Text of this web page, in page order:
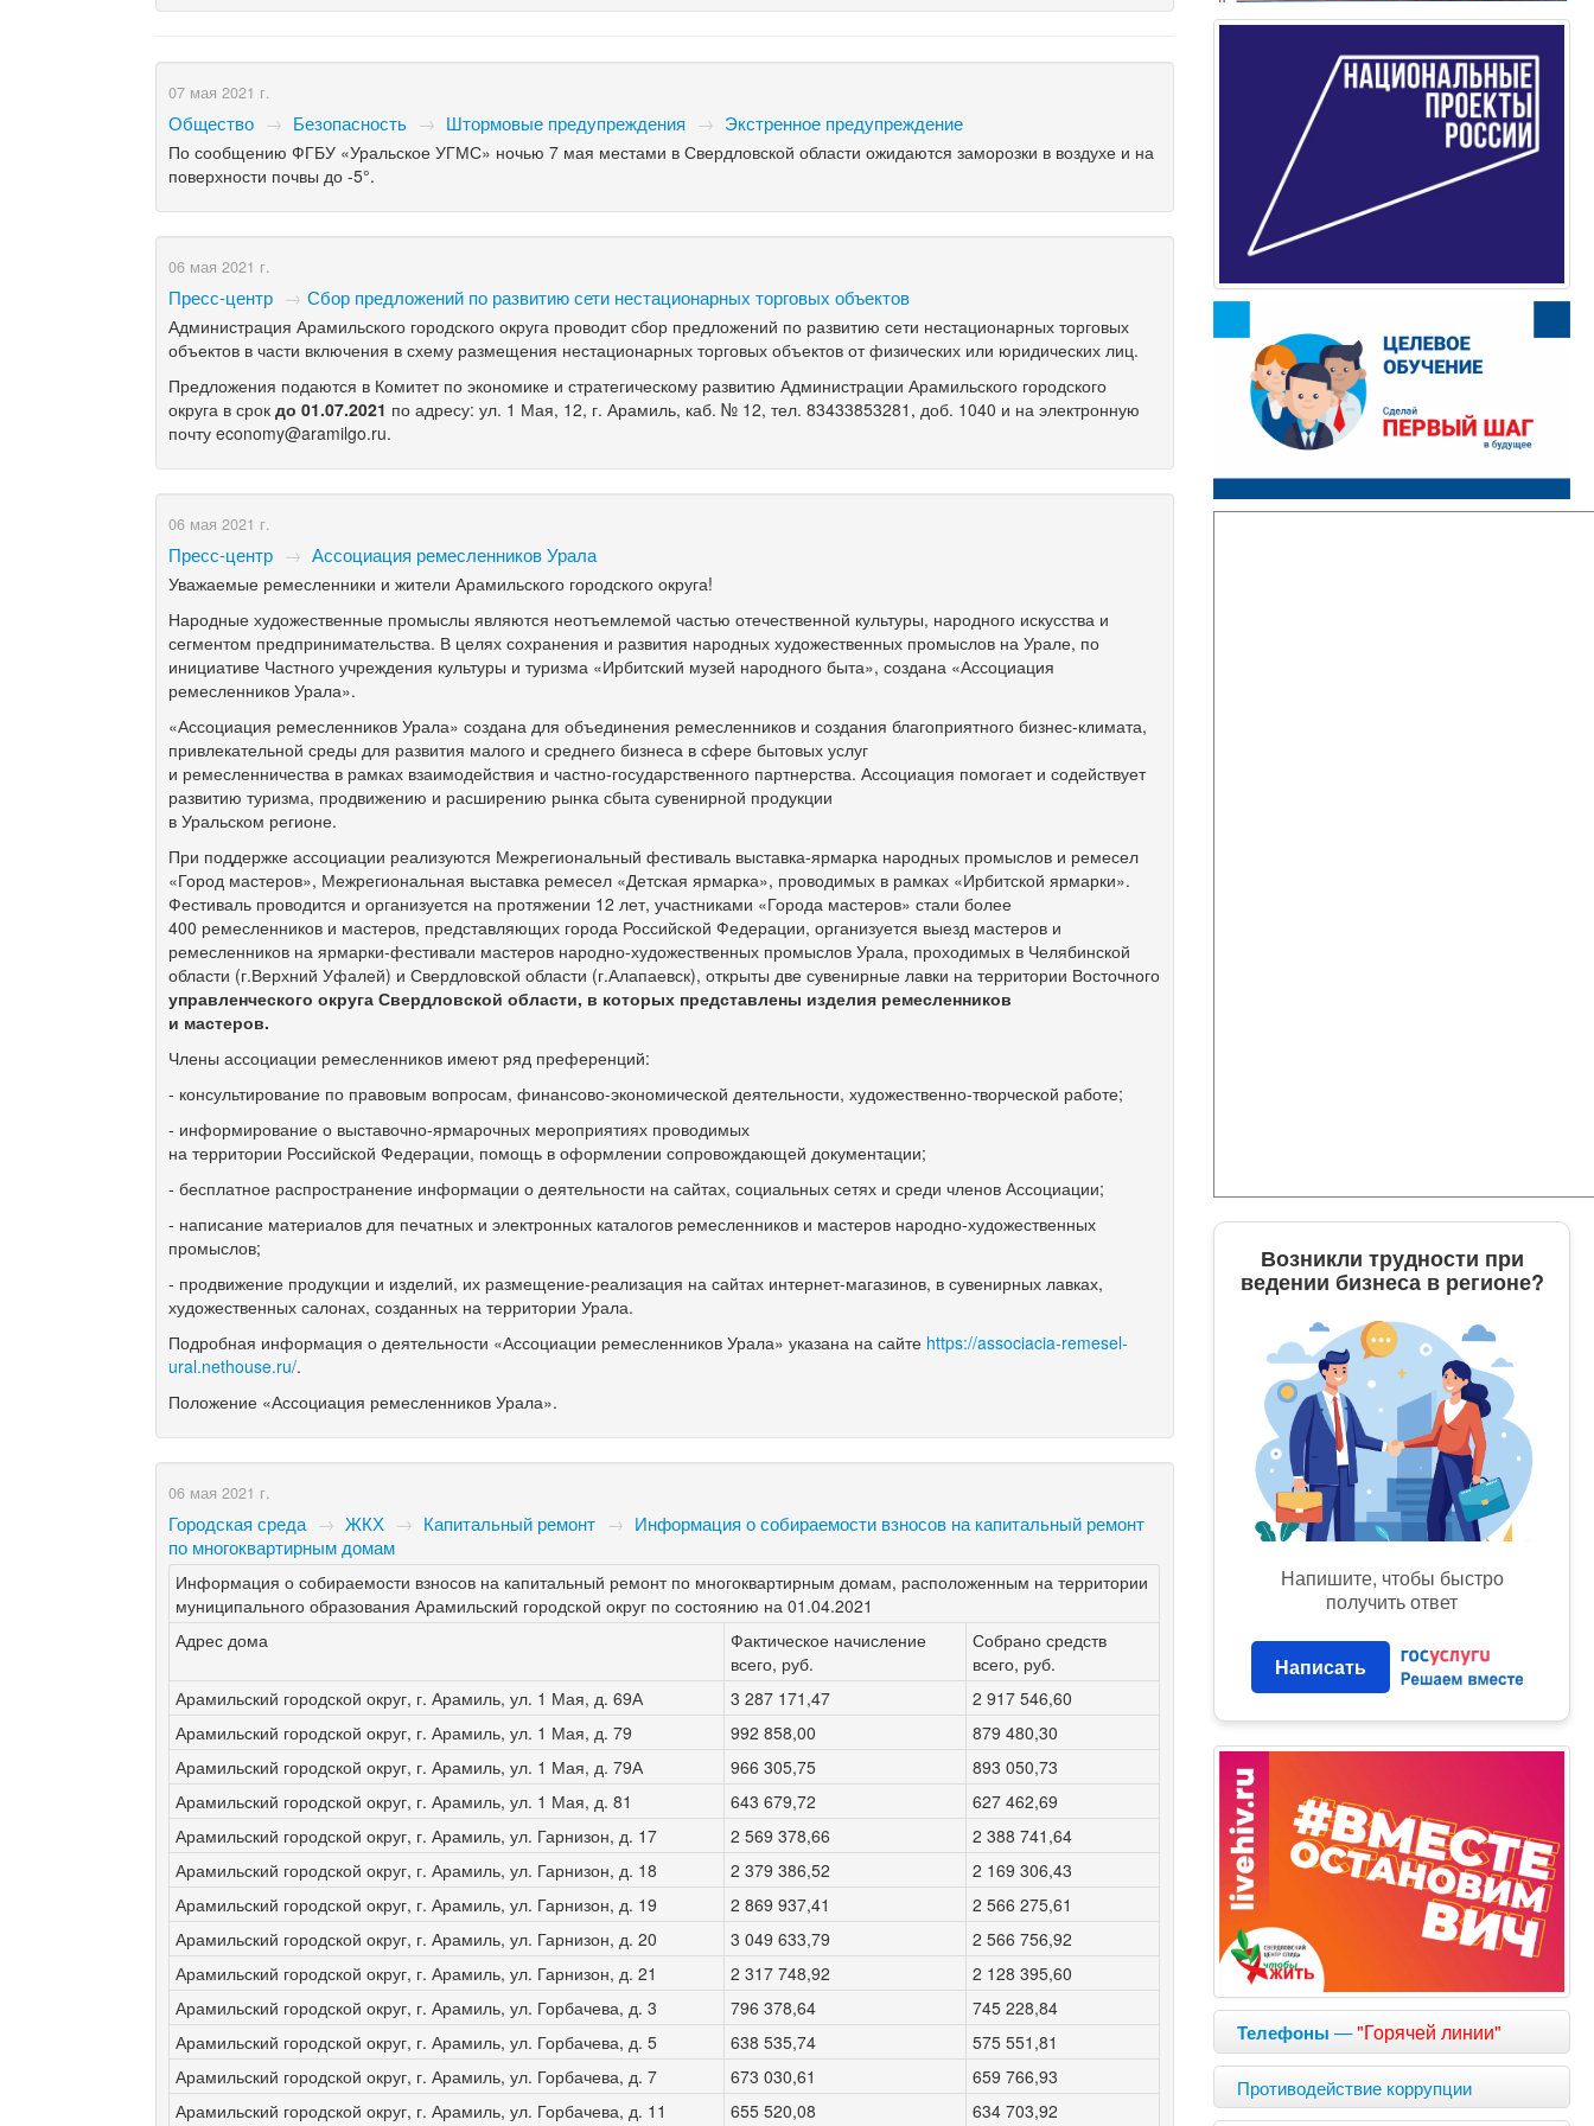
07 мая 2021 г.
Общество → Безопасность → Штормовые предупреждения → Экстренное предупреждение
По сообщению ФГБУ «Уральское УГМС» ночью 7 мая местами в Свердловской области ожидаются заморозки в воздухе и на
поверхности почвы до -5°.
06 мая 2021 г.
Пресс-центр → ​Сбор предложений по развитию сети нестационарных торговых объектов
Администрация Арамильского городского округа проводит сбор предложений по развитию сети нестационарных торговых
объектов в части включения в схему размещения нестационарных торговых объектов от физических или юридических лиц.
Предложения подаются в Комитет по экономике и стратегическому развитию Администрации Арамильского городского
округа в срокдо 01.07.2021 по адресу: ул. 1 Мая, 12, г. Арамиль, каб. № 12, тел. 83433853281, доб. 1040 и на электронную
почту economy@aramilgo.ru.
06 мая 2021 г.
Пресс-центр → Ассоциация ремесленников Урала
Уважаемые ремесленники и жители Арамильского городского округа!
Народные художественные промыслы являются неотъемлемой частью отечественной культуры, народного искусства и
сегментом предпринимательства. В целях сохранения и развития народных художественных промыслов на Урале, по
инициативе Частного учреждения культуры и туризма «Ирбитский музей народного быта», создана «Ассоциация
ремесленников Урала».
«Ассоциация ремесленников Урала» создана для объединения ремесленников и создания благоприятного бизнес-климата,
привлекательной среды для развития малого и среднего бизнеса в сфере бытовых услуг
и ремесленничества в рамках взаимодействия и частно-государственного партнерства. Ассоциация помогает и содействует
развитию туризма, продвижению и расширению рынка сбыта сувенирной продукции
в Уральском регионе.
При поддержке ассоциации реализуются Межрегиональный фестиваль выставка-ярмарка народных промыслов и ремесел
«Город мастеров», Межрегиональная выставка ремесел «Детская ярмарка», проводимых в рамках «Ирбитской ярмарки».
Фестиваль проводится и организуется на протяжении 12 лет, участниками «Города мастеров» стали более
400 ремесленников и мастеров, представляющих города Российской Федерации, организуется выезд мастеров и
ремесленников на ярмарки-фестивали мастеров народно-художественных промыслов Урала, проходимых в Челябинской
области (г.Верхний Уфалей) и Свердловской области (г.Алапаевск), открыты две сувенирные лавки на территории Восточного
управленческого округа Свердловской области, в которых представлены изделия ремесленников
и мастеров.
Члены ассоциации ремесленников имеют ряд преференций:
- консультирование по правовым вопросам, финансово-экономической деятельности, художественно-творческой работе;
- информирование о выставочно-ярмарочных мероприятиях проводимых
на территории Российской Федерации, помощь в оформлении сопровождающей документации;
- бесплатное распространение информации о деятельности на сайтах, социальных сетях и среди членов Ассоциации;
- написание материалов для печатных и электронных каталогов ремесленников и мастеров народно-художественных
промыслов;
- продвижение продукции и изделий, их размещение-реализация на сайтах интернет-магазинов, в сувенирных лавках,
художественных салонах, созданных на территории Урала.
Подробная информация о деятельности «Ассоциации ремесленников Урала» указана на сайте https://associacia-remesel-
ural.nethouse.ru/.
Положение «Ассоциация ремесленников Урала».
06 мая 2021 г.
Городская среда → ЖКХ → Капитальный ремонт → Информация о собираемости взносов на капитальный ремонт
по многоквартирным домам
Информация о собираемости взносов на капитальный ремонт по многоквартирным домам, расположенным на территории
муниципального образования Арамильский городской округ по состоянию на 01.04.2021
Адрес дома
Фактическое начисление
всего, руб.
Собрано средств
всего, руб.
Арамильский городской округ, г. Арамиль, ул. 1 Мая, д. 69А
3 287 171,47
2 917 546,60
Арамильский городской округ, г. Арамиль, ул. 1 Мая, д. 79
992 858,00
879 480,30
Арамильский городской округ, г. Арамиль, ул. 1 Мая, д. 79А
966 305,75
893 050,73
Арамильский городской округ, г. Арамиль, ул. 1 Мая, д. 81
643 679,72
627 462,69
Арамильский городской округ, г. Арамиль, ул. Гарнизон, д. 17
2 569 378,66
2 388 741,64
Арамильский городской округ, г. Арамиль, ул. Гарнизон, д. 18
2 379 386,52
2 169 306,43
Арамильский городской округ, г. Арамиль, ул. Гарнизон, д. 19
2 869 937,41
2 566 275,61
Арамильский городской округ, г. Арамиль, ул. Гарнизон, д. 20
3 049 633,79
2 566 756,92
Арамильский городской округ, г. Арамиль, ул. Гарнизон, д. 21
2 317 748,92
2 128 395,60
Арамильский городской округ, г. Арамиль, ул. Горбачева, д. 3
796 378,64
745 228,84
Арамильский городской округ, г. Арамиль, ул. Горбачева, д. 5
638 535,74
575 551,81
Арамильский городской округ, г. Арамиль, ул. Горбачева, д. 7
673 030,61
659 766,93
Арамильский городской округ, г. Арамиль, ул. Горбачева, д. 11
655 520,08 634 703,92
Возникли трудности при
ведении бизнеса в регионе?
Напишите, чтобы быстро
получить ответ
Написать
Телефоны —"Горячей линии"
Противодействие коррупции